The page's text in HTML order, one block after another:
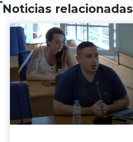
Noticias relacionadas